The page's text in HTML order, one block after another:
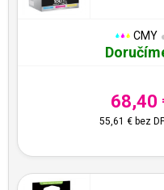
CMY
68,40
55,61 € bez